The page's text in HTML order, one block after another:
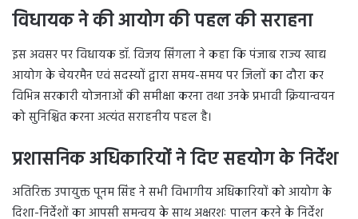
विधायक ने की आयोग की पहल की सराहना
इस अवसर पर विधायक डॉ. विजय सिंगला ने कहा कि पंजाब राज्य खाद्य
आयोग के चेयरमैन एवं सदस्यों द्वारा समय-समय पर जिलों का दौरा कर
विभिन्न सरकारी योजनाओं की समीक्षा करना तथा उनके प्रभावी क्रियान्वयन
को सुनिश्चित करना अत्यंत सराहनीय पहल है।
प्रशासनिक अधिकारियों ने दिए सहयोग के निर्देश
अतिरिक्त उपायुक्त पूनम सिंह ने सभी विभागीय अधिकारियों को आयोग के
दिशा-निर्देशों का आपसी समन्वय के साथ अक्षरशः पालन करने के निर्देश